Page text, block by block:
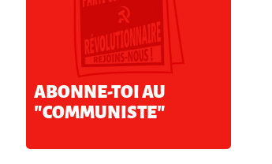
ABONNE-TOI AU
"COMMUNISTE"